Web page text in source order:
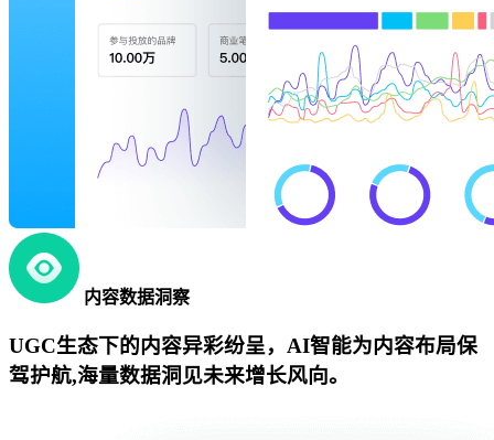
内容数据洞察
UGC生态下的内容异彩纷呈，AI智能为内容布局保
驾护航,海量数据洞见未来增长风向。